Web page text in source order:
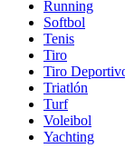
Running
Softbol
Tenis
Tiro
Tiro
Triatlón
Turf
Voleibol
Yachting